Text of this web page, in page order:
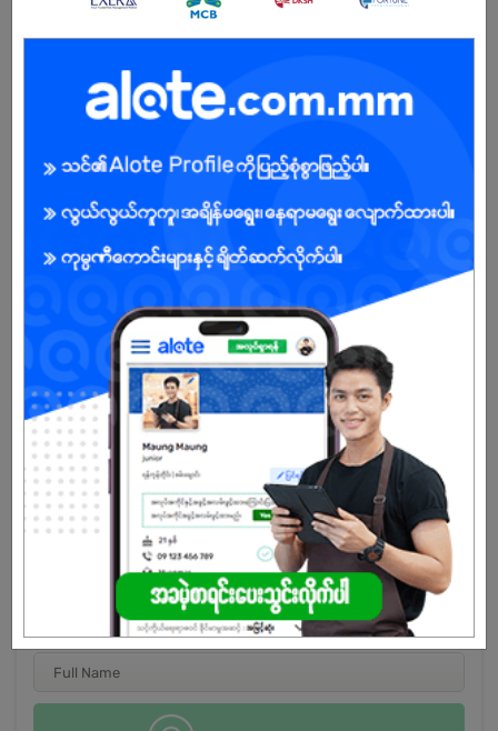
Open To : Male/Female